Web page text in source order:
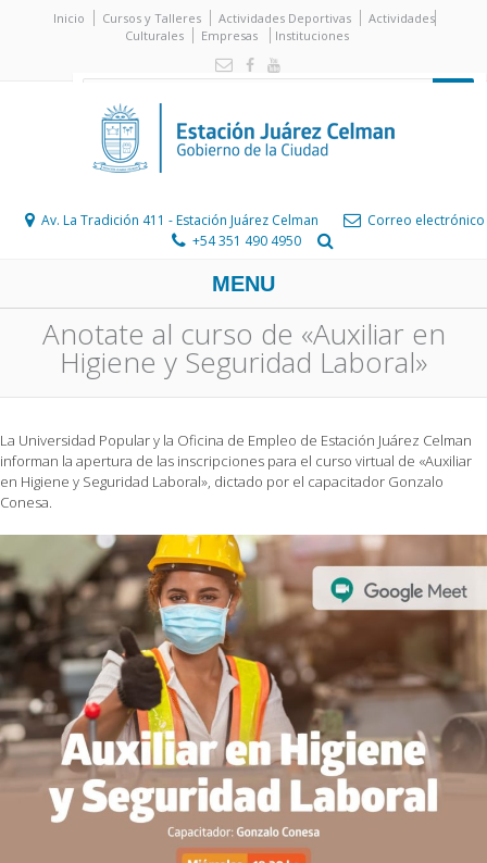
Inicio Cursos y Talleres Actividades Deportivas
Actividades
Culturales
Empresas Instituciones
Av. La Tradición 411 - Estación Juárez Celman
Correo electrónico
+54 351 490 4950
MENU
Anotate al curso de «Auxiliar en
Higiene y Seguridad Laboral»
La Universidad Popular y la Oficina de Empleo de Estación Juárez Celman
informan la apertura de las inscripciones para el curso virtual de «Auxiliar
en Higiene y Seguridad Laboral», dictado por el capacitador Gonzalo
Conesa.